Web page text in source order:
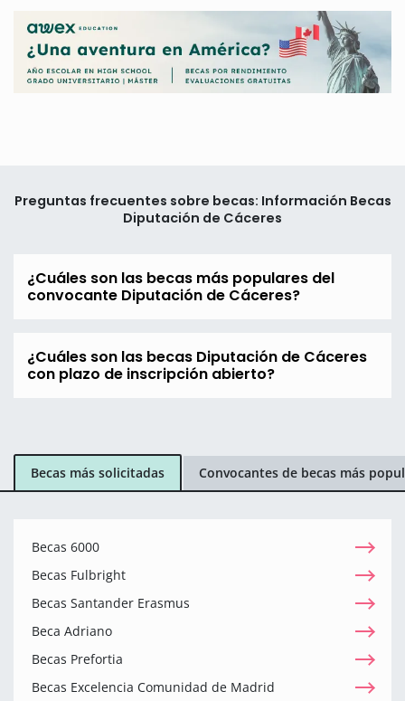
Preguntas frecuentes sobre becas: Información Becas
Diputación de Cáceres
¿Cuáles son las becas más populares del
convocante Diputación de Cáceres?
¿Cuáles son las becas Diputación de Cáceres
con plazo de inscripción abierto?
Becas más solicitadas Convocantes de becas más
Becas 6000
Becas Fulbright
Becas Santander Erasmus
Beca Adriano
Becas Prefortia
Becas Excelencia Comunidad de Madrid